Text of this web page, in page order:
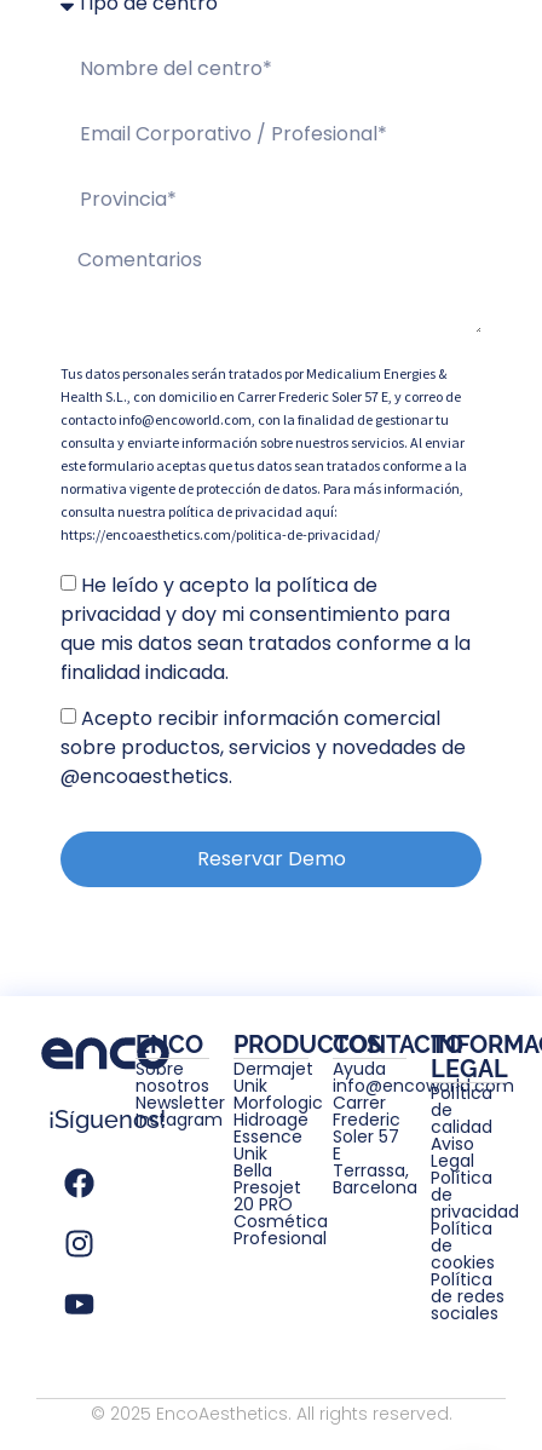
Tus datos personales serán tratados por Medicalium Energies &
Health S.L., con domicilio en Carrer Frederic Soler 57 E, y correo de
contacto info@encoworld.com, con la finalidad de gestionar tu
consulta y enviarte información sobre nuestros servicios. Al enviar
este formulario aceptas que tus datos sean tratados conforme a la
normativa vigente de protección de datos. Para más información,
consulta nuestra política de privacidad aquí:
https://encoaesthetics.com/politica-de-privacidad/
He leído y acepto la política de
privacidad y doy mi consentimiento para
que mis datos sean tratados conforme a la
finalidad indicada.
Acepto recibir información comercial
sobre productos, servicios y novedades de
@encoaesthetics.
Reservar Demo
¡Síguenos!
ENCO
Sobre
nosotros
Newsletter
Instagram
PRODUCTOS
Dermajet
Unik
Morfologic
Hidroage
Essence
Unik
Bella
Presojet
20 PRO
Cosmética
Profesional
CONTACTO
Ayuda
info@encoworld.com
Carrer
Frederic
Soler 57
E
Terrassa,
Barcelona
LEGAL
Política
de
calidad
Aviso
Legal
Política
de
privacidad
Política
de
cookies
Política
de redes
sociales
© 2025 EncoAesthetics. All rights reserved.